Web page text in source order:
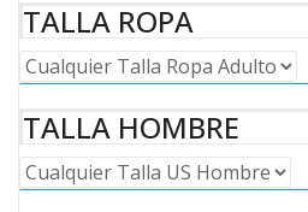
TALLA ROPA
TALLA HOMBRE